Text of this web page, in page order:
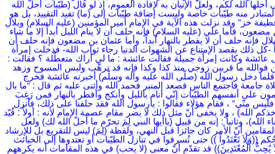
أحلّها الله لكم، ولعلّ الإتيان به لإفادة العموم، إذ لو قال (طيّبات أحلّ الله
منه طيّبات خاصة وليست إضافة طيّبات إلى (ما) تفيد التقييد، بل هو
خز” وقد نزلت هذه الآية في الإمام أمير المؤمنين (عليه السلام) وبلال
فأما علي (عليه السلام) فإنه حلف أن لا ينام الليل أبداً إلا ما شاء
بلال فإنه حلف أن لا يفطر بالنهار أبداً، وأما عثمان بن مضعون فإنه حلف أن
-كل ذلك بقصد الإمتناع عن الشهوات الدنيا رجاء ثواب الله- فدخلت إمرأة
عائشة وكانت إمرأة جميلة فقالت عائشة : ما لي أراك متعطّلة ؟ فقالت :
فوالله ما قربين زوجي منذ كذا وكذا فإنه قد ترهّب ولبس المسوح وزهد
فلما دخل رسول الله (صلّى الله عليه وآله وسلّم) أخبرته عائشة فخرج
جامعة فاجتمع الناس فصعد المنبر فحمد الله وأثنى عليه ثم قال : “ما بال
على أنفسهم الطيّبات إنّي أنام بالليل وأنكح وأفطر بالنهار فمن رَغِبَ
منّي” ، فقام هؤلاء فقالوا : يارسول الله فقد حلفنا على ذلك، فأنزل
الله) ، ولا يخفى أنّ مثل ذلك لا يضر مقام عصمة الإمام لأنه : أولاً : قُيّد
الله)، وثانياً : إنه من قبيل (ياأيها النبي لِمَ تحرّم ما أحلّ الله لك) ولعل
أنّ الأمر كان جائزاً قبل النهي، ولفظة (لِمَ) ليس للتقريع بل للإرشاد
((وَلاَ تَعْتَدُواْ )) حتى تُسرفوا في تنازل الطيّبات أو تعتدوها إلى الخبائث
يُحِبُّ الْمُعْتَدِينَ)) قد تقدّم أنّ معنى (لا يحب) في هذه المقامات أنه يكرههم